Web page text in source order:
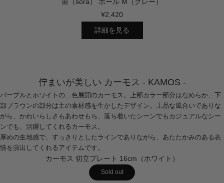
¥2,420
詳細を見る
佇まいが美しい カーモス - KAMOS -
パープルとホワイトの二色展開のカーモス。上部カラー部分はなめらか、下
部ブラウンの部分は土の素材感を生かしたデザイン。上品な風合いでありな
がら、かわいらしさもあわせもち、落ち着いたシーンでもカジュアルなシー
ンでも、活躍してくれるカーモス。
厚めの生地感で、すっきりとしたラインでありながら、あたたかみのある表
情を演出してくれるアイテムです。
カーモス 切立プレート 16cm（ホワイト）
Sold out